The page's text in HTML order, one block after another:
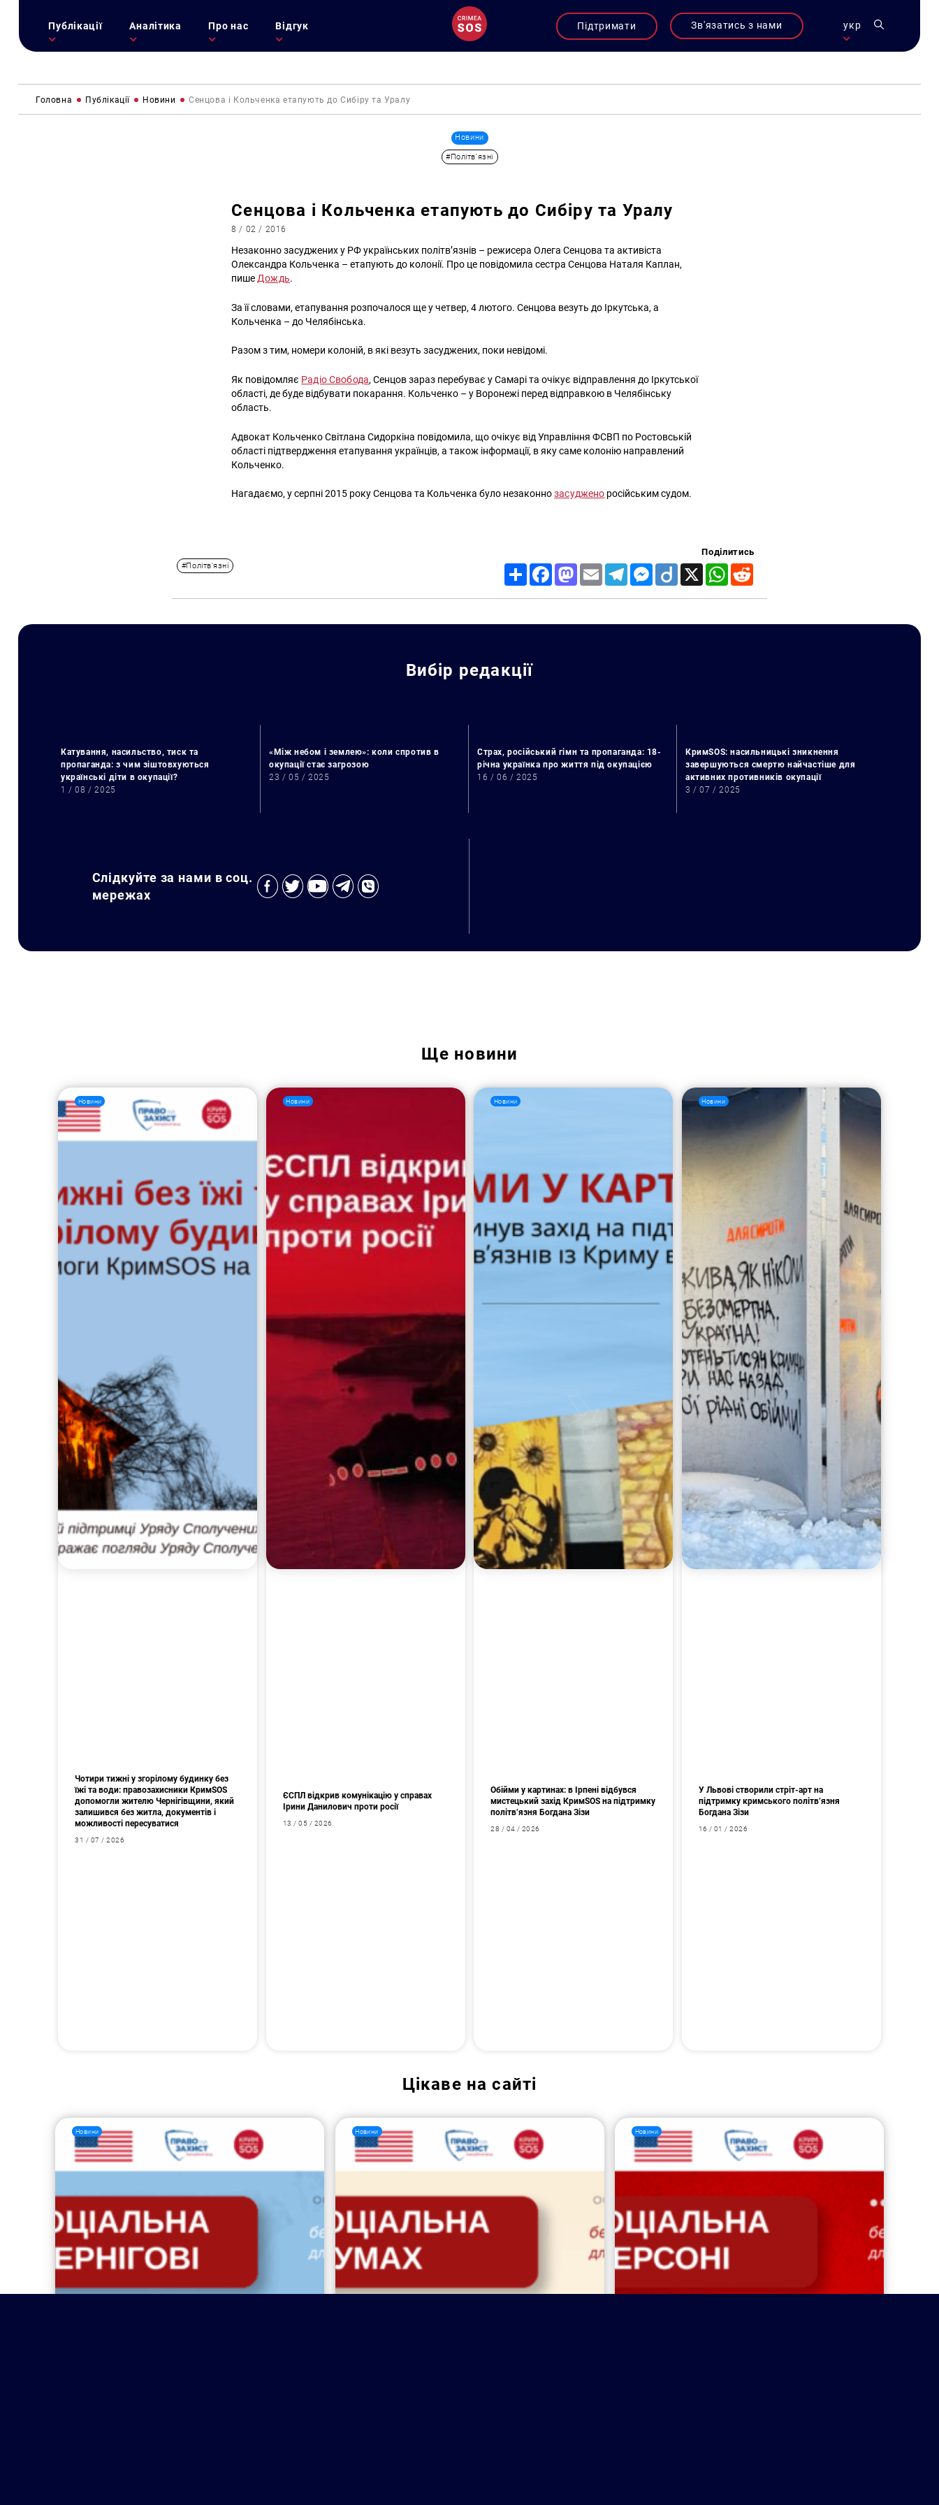
Публікації Аналітика Про нас Відгук Підтримати Зв'язатись з нами укр
Головна Публікації Новини Сенцова і Кольченка етапують до Сибіру та Уралу
Новини
#Політв'язні
Сенцова і Кольченка етапують до Сибіру та Уралу
8 / 02 / 2016
Незаконно засуджених у РФ українських політв’язнів – режисера Олега Сенцова та активіста
Олександра Кольченка – етапують до колонії. Про це повідомила сестра Сенцова Наталя Каплан,
пишеДождь.
За її словами, етапування розпочалося ще у четвер, 4 лютого. Сенцова везуть до Іркутська, а
Кольченка – до Челябінська.
Разом з тим, номери колоній, в які везуть засуджених, поки невідомі.
Як повідомляє Радіо Свобода, Сенцов зараз перебуває у Самарі та очікує відправлення до Іркутської
області, де буде відбувати покарання. Кольченко – у Воронежі перед відправкою в Челябінську
область.
Адвокат Кольченко Світлана Сидоркіна повідомила, що очікує від Управління ФСВП по Ростовській
області підтвердження етапування українців, а також інформації, в яку саме колонію направлений
Кольченко.
Нагадаємо, у серпні 2015 року Сенцова та Кольченка було незаконнозасуджено російським судом.
#Політв'язні
Поділитись
Share FacebookMastodon
Email TelegramMessenger
Diigo X WhatsApp
Вибір редакції
Катування, насильство, тиск та
пропаганда: з чим зіштовхуються
українські діти в окупації?
1 / 08 / 2025
«Між небом і землею»: коли спротив в
окупації стає загрозою
23 / 05 / 2025
Страх, російський гімн та пропаганда: 18-
річна українка про життя під окупацією
16 / 06 / 2025
КримSOS: насильницькі зникнення
завершуються смертю найчастіше для
активних противників окупації
3 / 07 / 2025
Слідкуйте за нами в соц.
мережах
Ще новини
Новини
Чотири тижні у згорілому будинку без
їжі та води: правозахисники КримSOS
допомогли жителю Чернігівщини, який
залишився без житла, документів і
можливості пересуватися
31 / 07 / 2026
Новини
ЄСПЛ відкрив комунікацію у справах
Ірини Данилович проти росії
13 / 05 / 2026
Новини
Обійми у картинах: в Ірпені відбувся
мистецький захід КримSOS на підтримку
політв’язня Богдана Зізи
28 / 04 / 2026
Новини
У Львові створили стріт-арт на
підтримку кримського політв’язня
Богдана Зізи
16 / 01 / 2026
Цікаве на сайті
Новини Новини Новини